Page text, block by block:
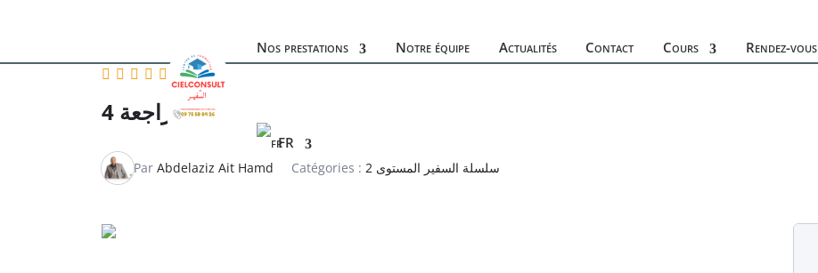
Nos prestations Notre équipe Actualités Contact Cours Rendez-vous
FR
مراجعة 4
Par Abdelaziz Ait Hamd Catégories : سلسلة السفير المستوى 2